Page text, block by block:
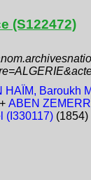
(S122472)
HAÏM, Baroukh
ABEN
(I330117)(1854)